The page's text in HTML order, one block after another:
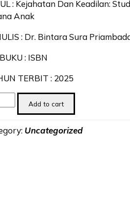
: Kejahatan Dan Keadilan:
Anak
: Dr. Bintara Sura
: ISBN
TERBIT : 2025
Add to cart
Uncategorized